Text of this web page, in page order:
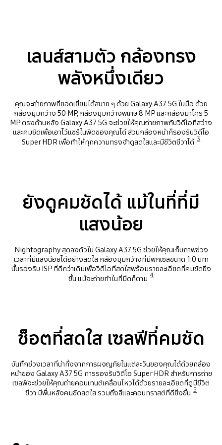
เลนส์สามตัว กล้องทรง
พลังหนึ่งเดียว
คุณจะถ่ายภาพที่ยอดเยี่ยมได้สบาย ๆ ด้วย Galaxy A37 5G ในมือ ด้วย
กล้องมุมกว้าง 50 MP, กล้องมุมกว้างพิเศษ 8 MP และกล้องมาโคร 5
MP ตรงด้านหลัง Galaxy A37 5G จะช่วยให้คุณถ่ายภาพกับวิดีโอที่สว่าง
และคมชัดเพื่อเอาไว้แชร์ในฟีดของคุณได้ ส่วนกล้องหน้าก็รองรับวิดีโอ
Super HDR เพื่อทำให้ทุกความทรงจำดูสดใสและมีชีวิตชีวาได้ 3
ยังดูคมชัดได้ แม้ในที่ที่มี
แสงน้อย
Nightography สุดลงตัวใน Galaxy A37 5G ช่วยให้คุณเก็บภาพช่วง
เวลาที่มีแสงน้อยได้อย่างสดใส กล้องมุมกว้างที่มีพิกเซลขนาด 1.0 um
นั้นรองรับ ISP ที่ดีกว่าเดิมเพื่อวิดีโอที่สดใสพร้อมรายละเอียดที่คมชัดยิ่ง
ขึ้น แม้จะถ่ายทำในที่มืดก็ตาม 4
ช็อตที่สดใส เซลฟีที่คมชัด
บันทึกช่วงเวลาที่น่าทึ่งจากการผจญภัยในแต่ละวันของคุณได้ด้วยกล้อง
หน้าของ Galaxy A37 5G การรองรับวิดีโอ Super HDR สำหรับการถ่าย
เซลฟีจะช่วยให้คุณถ่ายคอนเทนต์เคลื่อนไหวได้ด้วยรายละเอียดที่ดูมีชีวิต
ชีวา มีพื้นหลังคมชัดสดใส รวมถึงสีและคอนทราสต์ที่ดียิ่งขึ้น 5